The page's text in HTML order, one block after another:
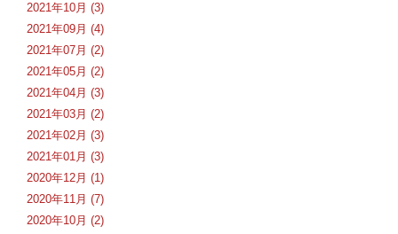
2021年10月 (3)
2021年09月 (4)
2021年07月 (2)
2021年05月 (2)
2021年04月 (3)
2021年03月 (2)
2021年02月 (3)
2021年01月 (3)
2020年12月 (1)
2020年11月 (7)
2020年10月 (2)